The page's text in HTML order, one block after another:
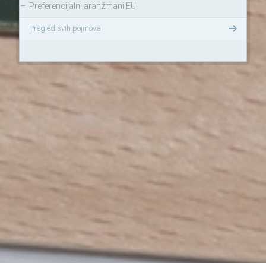
– Preferencijalni aranžmani EU
Pregled svih pojmova